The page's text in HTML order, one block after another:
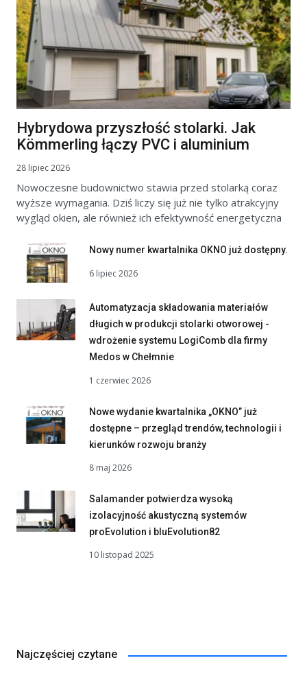
Hybrydowa przyszłość stolarki. Jak
Kömmerling łączy PVC i aluminium
28 lipiec 2026
Nowoczesne budownictwo stawia przed stolarką coraz
wyższe wymagania. Dziś liczy się już nie tylko atrakcyjny
wygląd okien, ale również ich efektywność energetyczna
Nowy numer kwartalnika OKNO już dostępny.
6 lipiec 2026
Automatyzacja składowania materiałów
długich w produkcji stolarki otworowej -
wdrożenie systemu LogiComb dla firmy
Medos w Chełmnie
1 czerwiec 2026
Nowe wydanie kwartalnika „OKNO” już
dostępne – przegląd trendów, technologii i
kierunków rozwoju branży
8 maj 2026
Salamander potwierdza wysoką
izolacyjność akustyczną systemów
proEvolution i bluEvolution82
10 listopad 2025
Najczęściej czytane